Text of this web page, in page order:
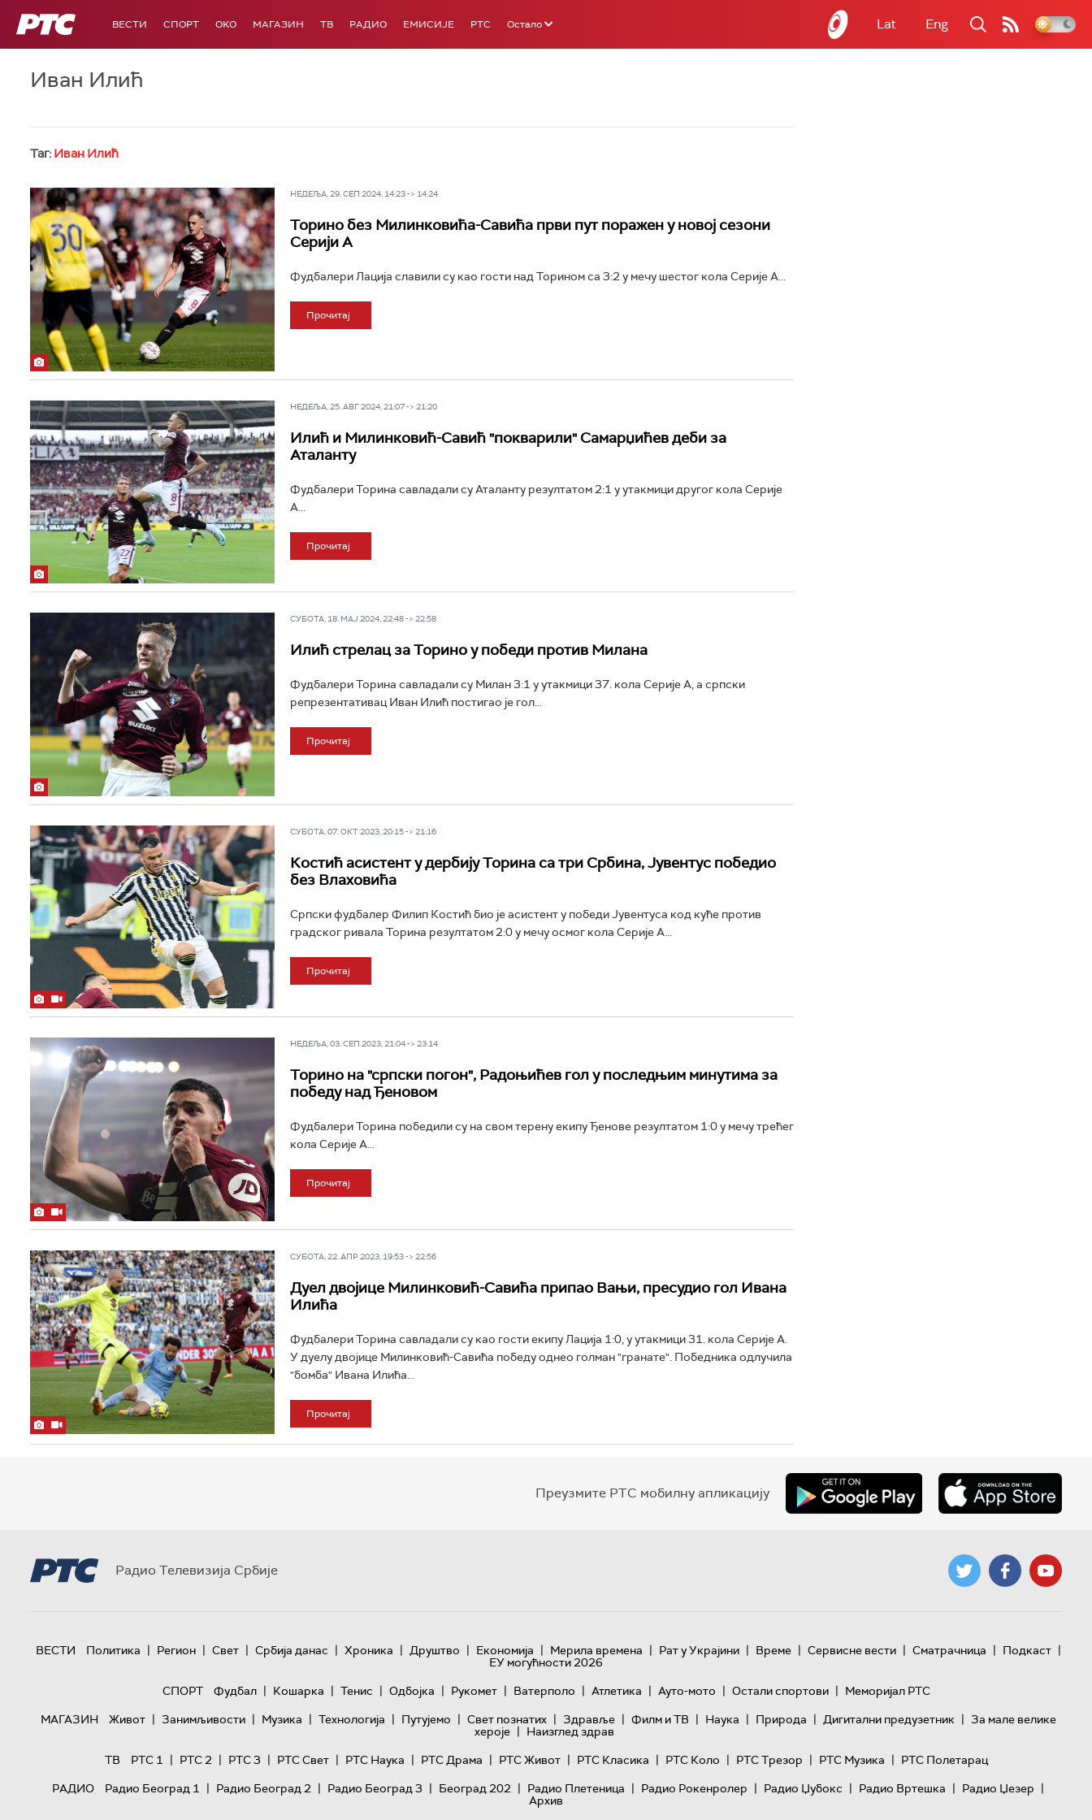
РТС ВЕСТИ СПОРТ OKO МАГАЗИН ТВ РАДИО ЕМИСИЈЕ РТС Остало Lat Eng
Иван Илић
Таг: Иван Илић
НЕДЕЉА, 29. СЕП 2024, 14:23 -> 14:24
Торино без Милинковића-Савића први пут поражен у новој сезони
Серији А
Фудбалери Лација славили су као гости над Торином са 3:2 у мечу шестог кола Серије А...
Прочитај
НЕДЕЉА, 25. АВГ 2024, 21:07 -> 21:20
Илић и Милинковић-Савић "покварили" Самарџићев деби за
Аталанту
Фудбалери Торина савладали су Аталанту резултатом 2:1 у утакмици другог кола Серије
А...
Прочитај
СУБОТА, 18. МАЈ 2024, 22:48 -> 22:58
Илић стрелац за Торино у победи против Милана
Фудбалери Торина савладали су Милан 3:1 у утакмици 37. кола Серије А, а српски
репрезентативац Иван Илић постигао је гол...
Прочитај
СУБОТА, 07. ОКТ 2023, 20:15 -> 21:16
Костић асистент у дербију Торина са три Србина, Јувентус победио
без Влаховића
Српски фудбалер Филип Костић био је асистент у победи Јувентуса код куће против
градског ривала Торина резултатом 2:0 у мечу осмог кола Серије А...
Прочитај
НЕДЕЉА, 03. СЕП 2023, 21:04 -> 23:14
Торино на "српски погон", Радоњићев гол у последњим минутима за
победу над Ђеновом
Фудбалери Торина победили су на свом терену екипу Ђенове резултатом 1:0 у мечу трећег
кола Серије А...
Прочитај
СУБОТА, 22. АПР 2023, 19:53 -> 22:56
Дуел двојице Милинковић-Савића припао Вањи, пресудио гол Ивана
Илића
Фудбалери Торина савладали су као гости екипу Лација 1:0, у утакмици 31. кола Серије А.
У дуелу двојице Милинковић-Савића победу однео голман "гранате". Победника одлучила
"бомба" Ивана Илића...
Прочитај
Преузмите РТС мобилну апликацију
Радио Телевизија Србије
ВЕСТИ Политика | Регион | Свет | Србија данас | Хроника | Друштво | Економија | Мерила времена | Рат у Украјини | Време | Сервисне вести | Сматрачница | Подкаст |
ЕУ могућности 2026
СПОРТ
Фудбал | Кошарка | Тенис | Одбојка | Рукомет | Ватерполо | Атлетика | Ауто-мото | Остали спортови | Меморијал РТС
МАГАЗИН
Живот | Занимљивости | Музика | Технологијa | Путујемо | Свет познатих | Здравље | Филм и ТВ | Наука | Природа | Дигитални предузетник | За мале велике
хероје | Наизглед здрав
ТВ
РТС 1 | РТС 2 | РТС 3 | РТС Свет | РТС Наука | РТС Драма | РТС Живот | РТС Класика | РТС Коло | РТС Трезор | РТС Музика | РТС Полетарац
РАДИО
Радио Београд 1 | Радио Београд 2 | Радио Београд 3 | Београд 202 | Радио Плетеница | Радио Рокенролер | Радио Џубокс | Радио Вртешка | Радио Џезер |
Архив